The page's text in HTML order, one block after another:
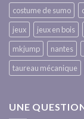
costume de sumo
jeux
jeux en bois
mkjump
nantes
taureau mécanique
UNE